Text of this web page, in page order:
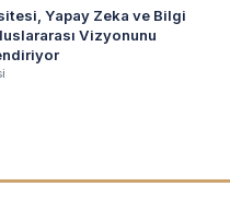
Yapay Zeka ve Bilgi
Vizyonunu